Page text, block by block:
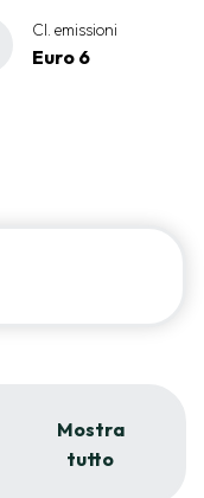
Cl. emissioni
Euro 6
Mostra
tutto